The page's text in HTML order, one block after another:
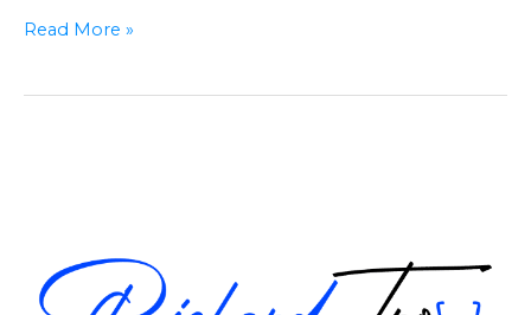
Read More »